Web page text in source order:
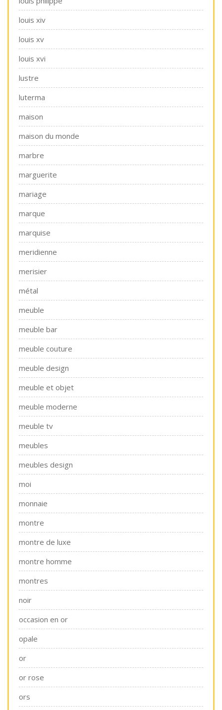
louis xiv
louis xv
louis xvi
lustre
luterma
maison
maison du monde
marbre
marguerite
mariage
marque
marquise
meridienne
merisier
métal
meuble
meuble bar
meuble couture
meuble design
meuble et objet
meuble moderne
meuble tv
meubles
meubles design
moi
monnaie
montre
montre de luxe
montre homme
montres
noir
occasion en or
opale
or
or rose
ors